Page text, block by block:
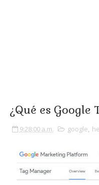
¿Qué es Google
9:28:00 a.m. google,